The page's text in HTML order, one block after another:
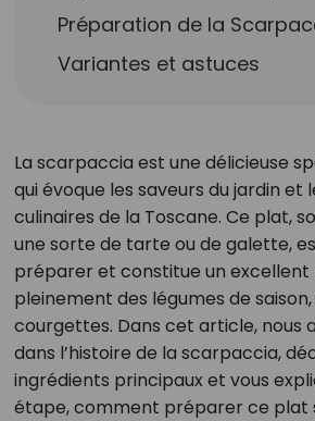
Préparation de la
Variantes et astuces
La scarpaccia est une délicieuse
qui évoque les saveurs du jardin et
culinaires de la Toscane. Ce plat,
une sorte de tarte ou de galette,
préparer et constitue un
pleinement des légumes de
courgettes. Dans cet article, nous
dans l’histoire de la scarpaccia,
ingrédients principaux et vous
étape, comment préparer ce plat